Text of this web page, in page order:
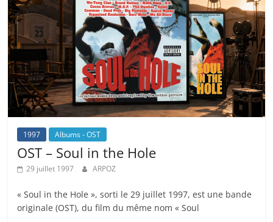
1997 Albums - OST
OST – Soul in the Hole
29 juillet 1997 ARPOZ
« Soul in the Hole », sorti le 29 juillet 1997, est une bande
originale (OST), du film du même nom « Soul